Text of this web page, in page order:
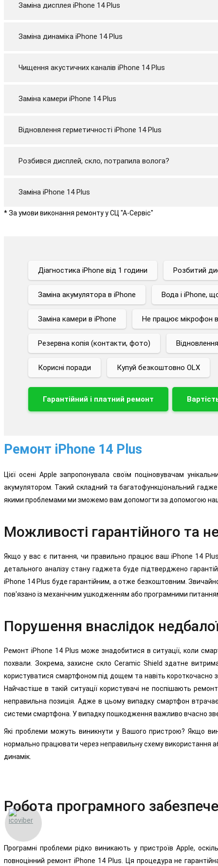
Заміна дисплея iPhone 14 Plus
Заміна динаміка iPhone 14 Plus
Чищення акустичних каналів iPhone 14 Plus
Заміна камери iPhone 14 Plus
Відновлення герметичності iPhone 14 Plus
Розбився дисплей, скло, потрапила волога?
Заміна iPhone 14 Plus
* За умови виконання ремонту у СЦ "А-Сервіс"
Діагностика iPhone від 1 години Розбитий
Заміна акумулятора в iPhone Вода і iPhone,
Заміна камери в iPhone Не працює мікрофон
Резервна копія (контакти, фото)
Корисні поради Купуй безкоштовно OLX
Гарантійний і платний ремонт
Ремонт iPhone 14 Plus
Цієї осені Apple запропонувала своїм поціновувачам
акумулятором. Такий складний та багатофункціональний
якими проблемами ми зможемо вам допомогти за допомогою
Можливості гарантійного та
Якщо у вас є питання, чи правильно працює ваш iPhone 14
детального аналізу стану гаджета буде підтверджено
iPhone 14 Plus буде гарантійним, а отже безкоштовним.
пов'язано із механічним ушкодженням або програмними
Порушення внаслідок
Ремонт iPhone 14 Plus може знадобитися в ситуації, коли
похвали. Зокрема, захисне скло Ceramic Shield здатне
користуватися смартфоном під дощем та навіть
Найчастіше в такій ситуації користувачі не поспішають
неправильна позиція. Адже в цьому випадку смартфон
системи смартфона. У випадку пошкодження важливо вчасно
Які проблеми можуть виникнути у Вашого пристрою? Якщо
нормально працювати через неправильну схему використання
динамік.
Робота програмного
Програмні проблеми рідко виникають у пристроїв Apple,
повноцінний ремонт iPhone 14 Plus. Ця процедура не